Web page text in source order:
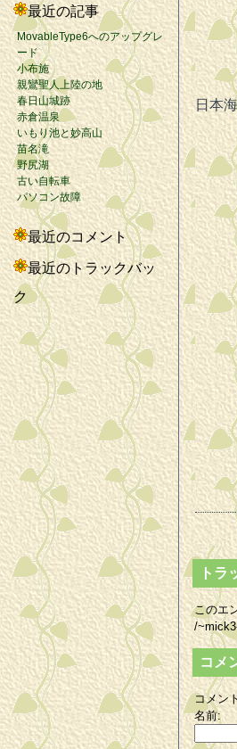
最近の記事
MovableType6へのアップグレ
ード
小布施
親鸞聖人上陸の地
春日山城跡
赤倉温泉
いもり池と妙高山
苗名滝
野尻湖
古い自転車
パソコン故障
最近のコメント
最近のトラックバッ
ク
日本
トラ
このエ
/
コメ
コメン
名前: